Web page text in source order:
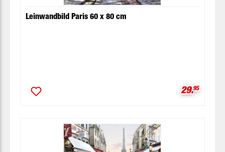
Leinwandbild Paris 60 x 80 cm
29.95